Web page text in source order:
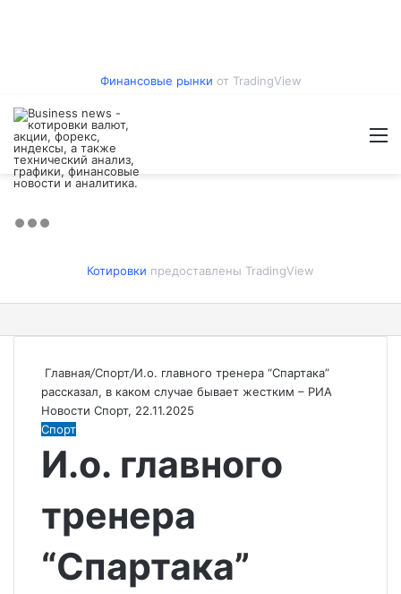
Финансовые рынки от TradingView
Котировки предоставлены TradingView
Главная/Спорт/И.о. главного тренера “Спартака”
рассказал, в каком случае бывает жестким – РИА
Новости Спорт, 22.11.2025
Спорт
И.о. главного
тренера
“Спартака”